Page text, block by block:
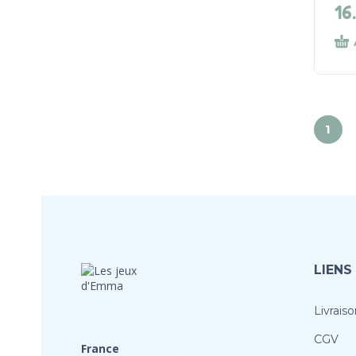
1
France
LIENS
CGV